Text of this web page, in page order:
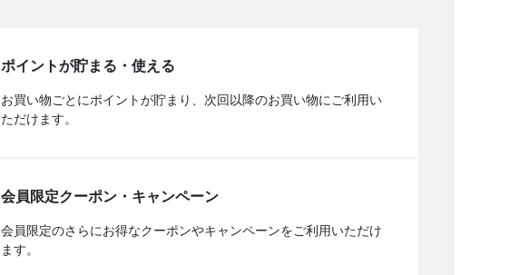
ポイントが貯まる・使える
お買い物ごとにポイントが貯まり、次回以降のお買い物にご利用い
ただけます。
会員限定クーポン・キャンペーン
会員限定のさらにお得なクーポンやキャンペーンをご利用いただけ
ます。